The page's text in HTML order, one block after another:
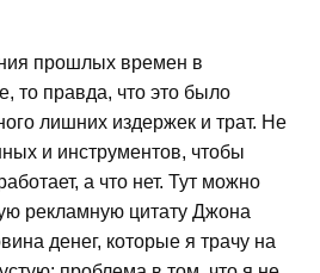
прошлых времен в
то правда, что это было
лишних издержек и трат. Не
и инструментов, чтобы
а что нет. Тут можно
рекламную цитату Джона
денег, которые я трачу на